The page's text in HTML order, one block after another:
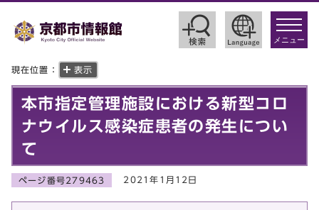
toggle
メニュー
現在位置： 表示
本市指定管理施設における新型コロ
ナウイルス感染症患者の発生につい
て
ページ番号279463 2021年1月12日